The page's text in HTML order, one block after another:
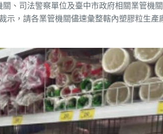
、司法警察單位及臺中市政府相關業管機
示，請各業管機關儘速彙整轄內塑膠粒生產